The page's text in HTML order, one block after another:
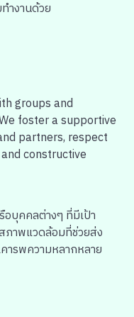
ำงานด้วย
groups and
foster a supportive
partners, respect
constructive
อบุคคลต่างๆ ที่มีเป้า
ภาพแวดล้อมที่ช่วยส่ง
คารพความหลากหลาย